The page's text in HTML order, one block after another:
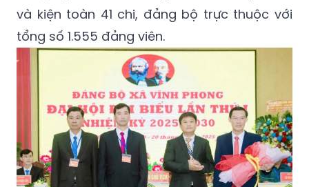
và kiện toàn 41 chi, đảng bộ trực thuộc với
tổng số 1.555 đảng viên.